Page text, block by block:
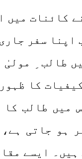
کائنات میں
اپنا سفر
طالب
کا
میں طالب
ہو جاتی
ہیں۔ ایسے